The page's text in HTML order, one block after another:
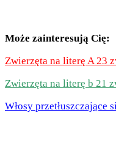
Może zainteresują Cię:
Zwierzęta na literę A 23
Zwierzęta na literę b 21
Włosy przetłuszczające